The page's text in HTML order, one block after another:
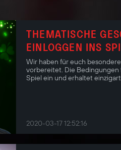
THEMATISCHE
EINLOGGEN INS
Wir haben für euch
vorbereitet. Die Bedingungen
Spiel ein und erhaltet
2020-03-17 12:52:16